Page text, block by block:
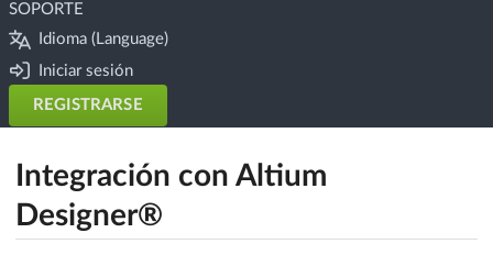
SOPORTE
Idioma (Language)
Iniciar sesión
REGISTRARSE
Integración con Altium
Designer®